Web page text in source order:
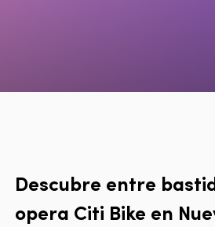
Descubre entre
opera Citi Bike en